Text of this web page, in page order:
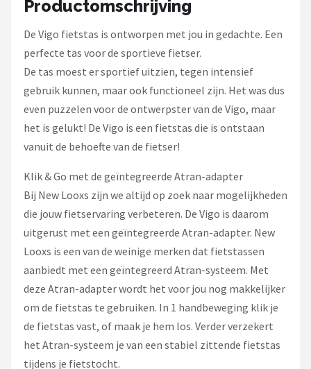
Productomschrijving
De Vigo fietstas is ontworpen met jou in gedachte. Een
perfecte tas voor de sportieve fietser.
De tas moest er sportief uitzien, tegen intensief
gebruik kunnen, maar ook functioneel zijn. Het was dus
even puzzelen voor de ontwerpster van de Vigo, maar
het is gelukt! De Vigo is een fietstas die is ontstaan
vanuit de behoefte van de fietser!
Klik & Go met de geïntegreerde Atran-adapter
Bij New Looxs zijn we altijd op zoek naar mogelijkheden
die jouw fietservaring verbeteren. De Vigo is daarom
uitgerust met een geïntegreerde Atran-adapter. New
Looxs is een van de weinige merken dat fietstassen
aanbiedt met een geïntegreerd Atran-systeem. Met
deze Atran-adapter wordt het voor jou nog makkelijker
om de fietstas te gebruiken. In 1 handbeweging klik je
de fietstas vast, of maak je hem los. Verder verzekert
het Atran-systeem je van een stabiel zittende fietstas
tijdens je fietstocht.